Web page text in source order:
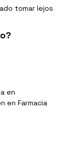
tomar lejos
en
en Farmacia